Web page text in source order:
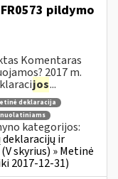
pildymo
Komentaras
2017 m.
jos...
deklaracija
kategorijos:
ir
skyrius) » Metinė
2017-12-31)